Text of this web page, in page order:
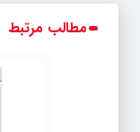
مطالب مرتبط